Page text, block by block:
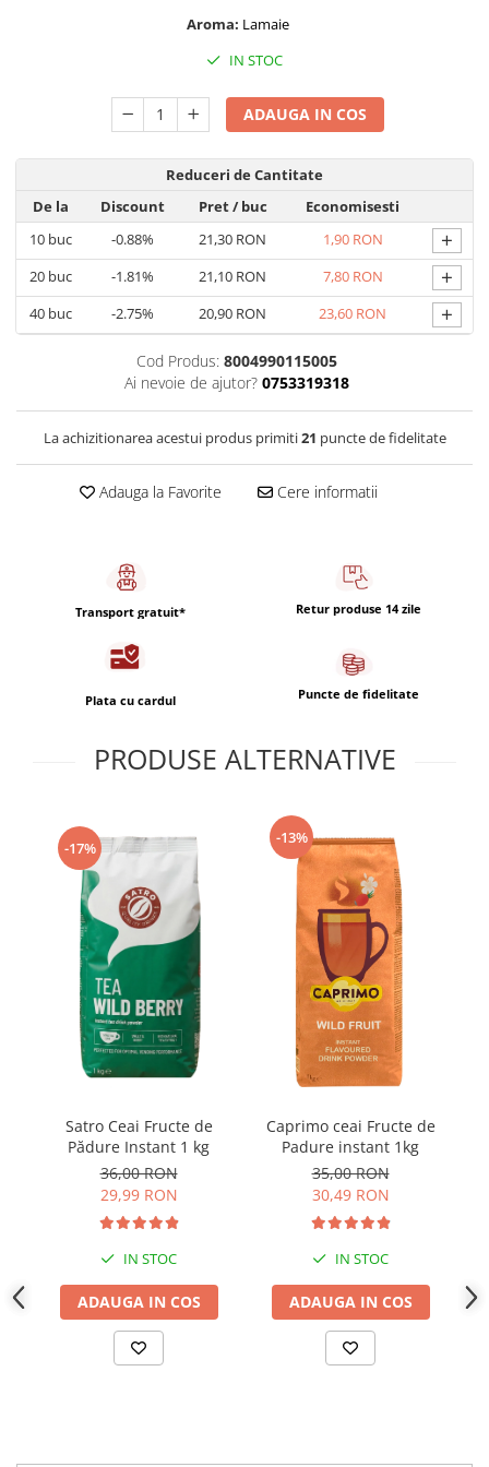
Aroma: Lamaie
IN STOC
ADAUGA IN COS
Reduceri de Cantitate
De la
Discount Pret/ buc
Economisesti
10buc -0.88% 21,30 RON 1,90 RON +
20buc -1.81% 21,10 RON 7,80 RON +
40buc -2.75% 20,90 RON 23,60 RON +
Cod Produs: 8004990115005
Ai nevoie de ajutor? 0753319318
La achizitionarea acestui produs primiti21 puncte de fidelitate
Adauga la Favorite Cere informatii
Transport gratuit* Retur produse 14 zile
Plata cu cardul Puncte de fidelitate
PRODUSE ALTERNATIVE
-17%
Satro Ceai Fructe de
Pădure Instant 1 kg
36,00 RON
29,99 RON
IN STOC
ADAUGA IN COS
-13%
Caprimo ceai Fructe de
Padure instant 1kg
35,00 RON
30,49 RON
IN STOC
ADAUGA IN COS